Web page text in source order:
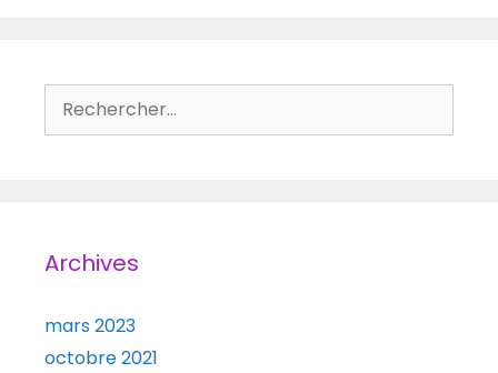
Rechercher :
Archives
mars 2023
octobre 2021